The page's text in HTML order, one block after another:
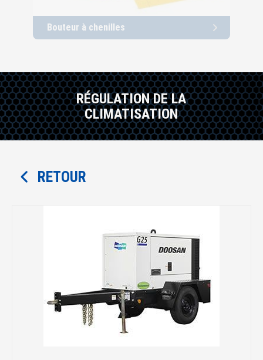
Bouteur à chenilles
RÉGULATION DE LA
CLIMATISATION
RETOUR